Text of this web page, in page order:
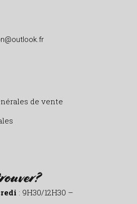
de vente
: 9H30/12H30 –